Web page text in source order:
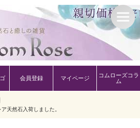
会員登録 マイページ
コムローズコラ
ム
天然石入荷しました。